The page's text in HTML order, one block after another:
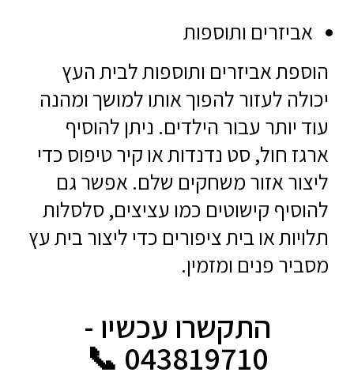
אביזרים ותוספות
הוספת אביזרים ותוספות לבית העץ
יכולה לעזור להפוך אותו למושך ומהנה
עוד יותר עבור הילדים. ניתן להוסיף
ארגז חול, סט נדנדות או קיר טיפוס כדי
ליצור אזור משחקים שלם. אפשר גם
להוסיף קישוטים כמו עציצים, סלסלות
תלויות או בית ציפורים כדי ליצור בית עץ
מסביר פנים ומזמין.
התקשרו עכשיו -
043819710 📞